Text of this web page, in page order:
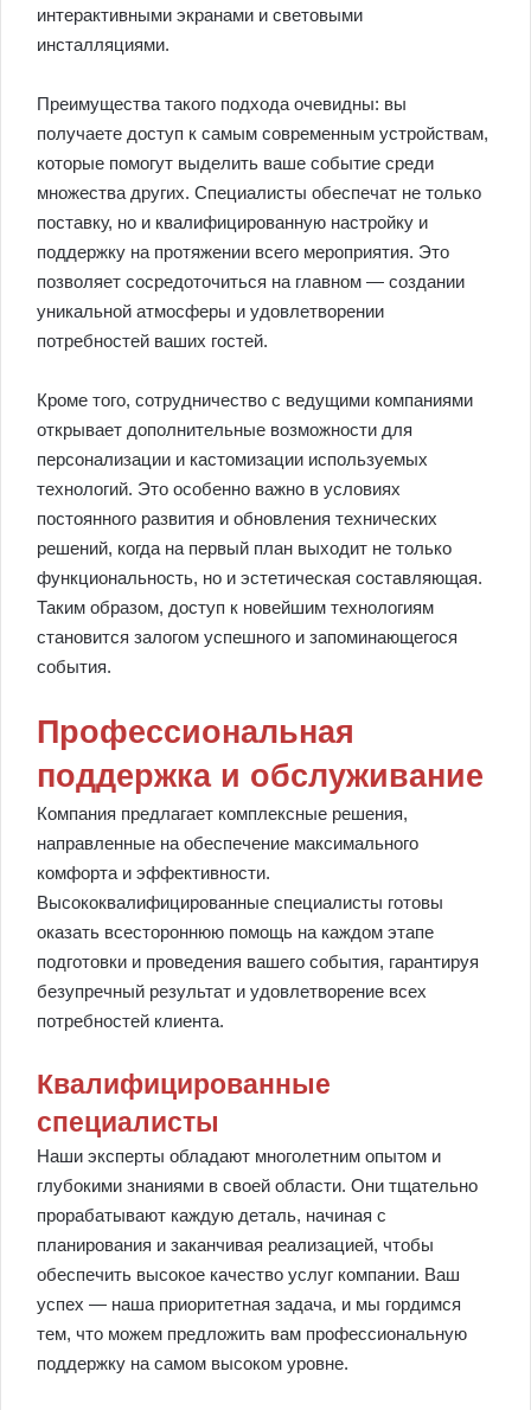
интерактивными экранами и световыми
инсталляциями.
Преимущества такого подхода очевидны: вы
получаете доступ к самым современным устройствам,
которые помогут выделить ваше событие среди
множества других. Специалисты обеспечат не только
поставку, но и квалифицированную настройку и
поддержку на протяжении всего мероприятия. Это
позволяет сосредоточиться на главном — создании
уникальной атмосферы и удовлетворении
потребностей ваших гостей.
Кроме того, сотрудничество с ведущими компаниями
открывает дополнительные возможности для
персонализации и кастомизации используемых
технологий. Это особенно важно в условиях
постоянного развития и обновления технических
решений, когда на первый план выходит не только
функциональность, но и эстетическая составляющая.
Таким образом, доступ к новейшим технологиям
становится залогом успешного и запоминающегося
события.
Профессиональная
поддержка и обслуживание
Компания предлагает комплексные решения,
направленные на обеспечение максимального
комфорта и эффективности.
Высококвалифицированные специалисты готовы
оказать всестороннюю помощь на каждом этапе
подготовки и проведения вашего события, гарантируя
безупречный результат и удовлетворение всех
потребностей клиента.
Квалифицированные
специалисты
Наши эксперты обладают многолетним опытом и
глубокими знаниями в своей области. Они тщательно
прорабатывают каждую деталь, начиная с
планирования и заканчивая реализацией, чтобы
обеспечить высокое качество услуг компании. Ваш
успех — наша приоритетная задача, и мы гордимся
тем, что можем предложить вам профессиональную
поддержку на самом высоком уровне.